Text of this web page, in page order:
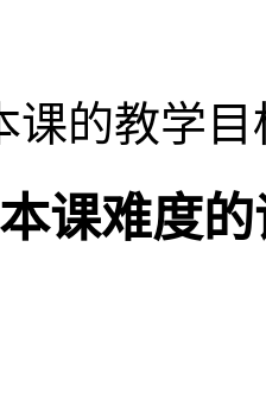
课的教学目
课难度